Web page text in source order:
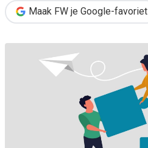
Maak FW je Google-favoriet